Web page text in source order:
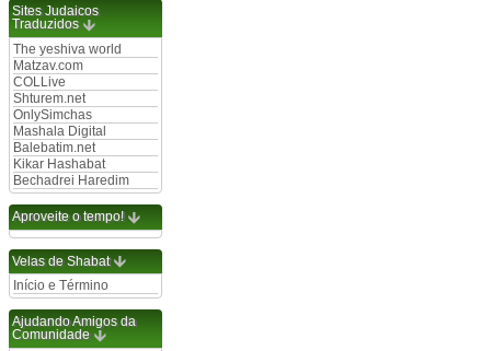
Sites Judaicos
Traduzidos
The yeshiva world
Matzav.com
COLLive
Shturem.net
OnlySimchas
Mashala Digital
Balebatim.net
Kikar Hashabat
Bechadrei Haredim
Aproveite o tempo!
Velas de Shabat
Início e Término
Ajudando Amigos da
Comunidade